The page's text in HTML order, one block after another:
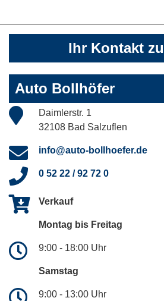
Ihr Kontakt
Auto Bollhöfer
Daimlerstr. 1
32108 Bad Salzuflen
info@auto-bollhoefer.de
0 52 22 / 92 72 0
Verkauf
Montag bis Freitag
9:00 - 18:00 Uhr
Samstag
9:00 - 13:00 Uhr